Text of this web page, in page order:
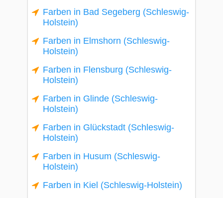
Farben in Bad Segeberg (Schleswig-
Holstein)
Farben in Elmshorn (Schleswig-
Holstein)
Farben in Flensburg (Schleswig-
Holstein)
Farben in Glinde (Schleswig-
Holstein)
Farben in Glückstadt (Schleswig-
Holstein)
Farben in Husum (Schleswig-
Holstein)
Farben in Kiel (Schleswig-Holstein)